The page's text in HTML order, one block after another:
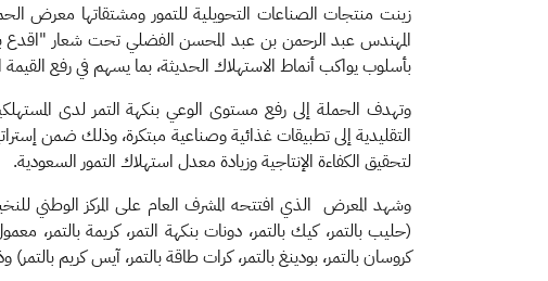
زينت منتجات الصناعات التحويلية للتمور ومشتقاتها معرض الحملة
المهندس عبد الرحمن بن عبد المحسن الفضلي تحت شعار "اقدع
بأسلوب يواكب أنماط الاستهلاك الحديثة، بما يسهم في رفع القيمة
وتهدف الحملة إلى رفع مستوى الوعي بنكهة التمر لدى
التقليدية إلى تطبيقات غذائية وصناعية مبتكرة، وذلك ضمن
لتحقيق الكفاءة الإنتاجية وزيادة معدل استهلاك التمور السعودية.
وشهد المعرض الذي افتتحه المشرف العام على المركز الوطني
(حليب بالتمر، كيك بالتمر، دونات بنكهة التمر، كريمة بالتمر،
كروسان بالتمر، بودينغ بالتمر، كرات طاقة بالتمر، آيس كريم